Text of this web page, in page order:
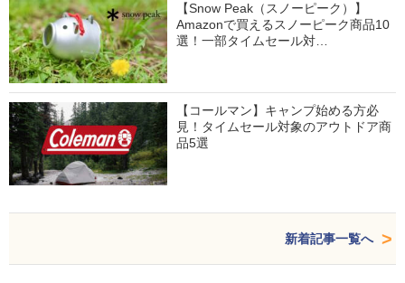
【Snow Peak（スノーピーク）】
Amazonで買えるスノーピーク商品10
選！一部タイムセール対…
【コールマン】キャンプ始める方必
見！タイムセール対象のアウトドア商
品5選
新着記事一覧へ